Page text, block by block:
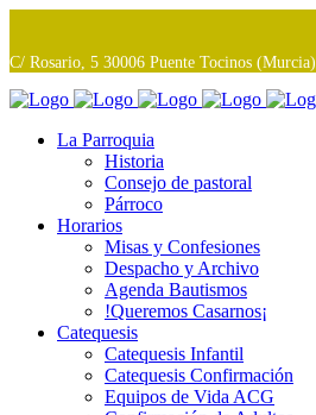
C/ Rosario, 5 30006 Puente Tocinos (Murcia)
La Parroquia
Historia
Consejo de pastoral
Párroco
Horarios
Misas y Confesiones
Despacho y Archivo
Agenda Bautismos
!Queremos Casarnos¡
Catequesis
Catequesis Infantil
Catequesis Confirmación
Equipos de Vida ACG